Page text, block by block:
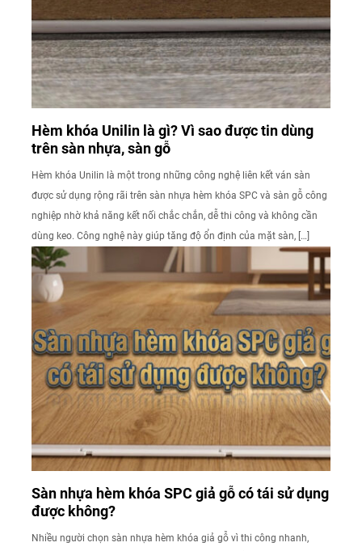
Hèm khóa Unilin là gì? Vì sao được tin dùng
trên sàn nhựa, sàn gỗ
Hèm khóa Unilin là một trong những công nghệ liên kết ván sàn
được sử dụng rộng rãi trên sàn nhựa hèm khóa SPC và sàn gỗ công
nghiệp nhờ khả năng kết nối chắc chắn, dễ thi công và không cần
dùng keo. Công nghệ này giúp tăng độ ổn định của mặt sàn, […]
Sàn nhựa hèm khóa SPC giả gỗ có tái sử dụng
được không?
Nhiều người chọn sàn nhựa hèm khóa giả gỗ vì thi công nhanh,